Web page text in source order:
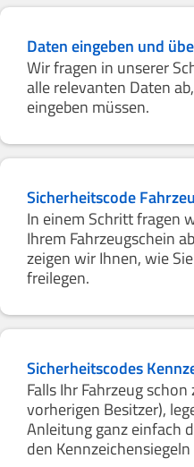
Daten eingeben und
Wir fragen in unserer
alle relevanten Daten
eingeben müssen.
Sicherheitscode
In einem Schritt fragen
Ihrem Fahrzeugschein
zeigen wir Ihnen, wie
freilegen.
Sicherheitscodes
Falls Ihr Fahrzeug
vorherigen Besitzer),
Anleitung ganz einfach
den